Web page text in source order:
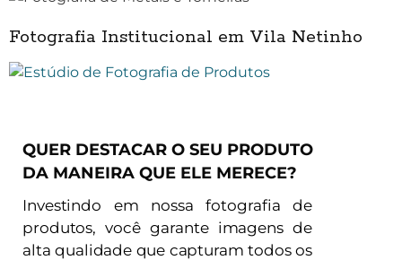
Fotografia Institucional em Vila Netinho
QUER DESTACAR O SEU PRODUTO
DA MANEIRA QUE ELE MERECE?
Investindo em nossa fotografia de
produtos, você garante imagens de
alta qualidade que capturam todos os